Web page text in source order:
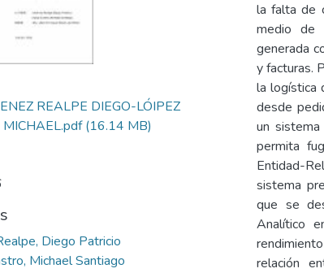
REALPE DIEGO-LÓIPEZ
MICHAEL.pdf(16.14 MB)
Diego Patricio
Michael Santiago
la falta de
medio de
generada
y facturas.
la logística
desde
un
permita
Entidad-
sistema
que se
Analítico
relación